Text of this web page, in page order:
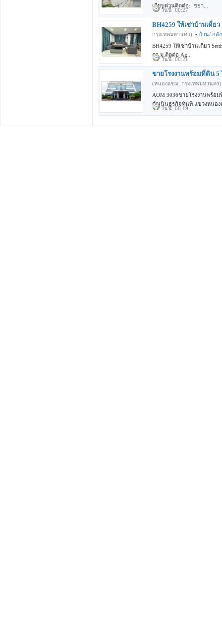
เลียบด่วนติดต่อ:: ชยา...
วันนี้ 00:27
BH4259 ให้เช่าบ้านเดี่ย
กรุงเทพมหานคร) - บ้าน/ อสั
BH4259 ให้เช่าบ้านเดี่ยว
ตร.ม.ติดต่อ Ag...
วันนี้ 00:21
ขายโรงงานพร้อมที่ดิน 5
(หนองแขม, กรุงเทพมหานคร)
AOM 3036ขายโรงงานพร้อ
ดำเนินธุรกิจทันที แขวงหนอง
วันนี้ 00:19